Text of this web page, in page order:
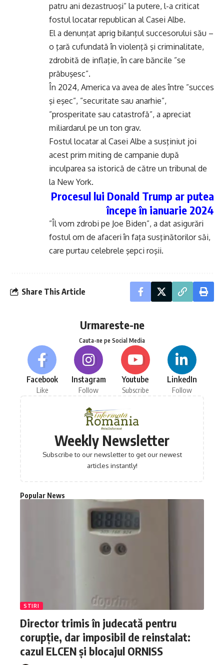
patru ani dezastruoşi” la putere, l-a criticat
fostul locatar republican al Casei Albe.
El a denunţat aprig bilanţul succesorului său –
o ţară cufundată în violenţă şi criminalitate,
zdrobită de inflaţie, în care băncile ”se
prăbuşesc”.
În 2024, America va avea de ales între ”succes
şi eşec”, ”securitate sau anarhie”,
”prosperitate sau catastrofă”, a apreciat
miliardarul pe un ton grav.
Fostul locatar al Casei Albe a susţiniut joi
acest prim miting de campanie după
inculparea sa istorică de către un tribunal de
la New York.
Procesul lui Donald Trump ar putea
începe în ianuarie 2024
”Îl vom zdrobi pe Joe Biden”, a dat asigurări
fostul om de afaceri în faţa susţinătorilor săi,
care purtau celebrele şepci roşii.
Share This Article
Urmareste-ne
Cauta-ne pe Social Media
Facebook
Like
Instagram
Follow
Youtube
Subscribe
LinkedIn
Follow
Weekly Newsletter
Subscribe to our newsletter to get our newest
articles instantly!
Popular News
STIRI
Director trimis în judecată pentru
corupție, dar imposibil de reinstalat:
cazul ELCEN și blocajul ORNISS